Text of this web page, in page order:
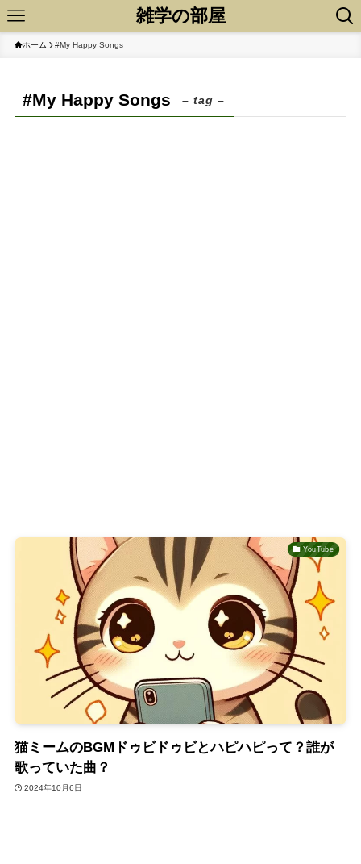
雑学の部屋
ホーム #My Happy Songs
#My Happy Songs – tag –
YouTube
猫ミームのBGMドゥビドゥビとハピハピって？誰が
歌っていた曲？
2024年10月6日